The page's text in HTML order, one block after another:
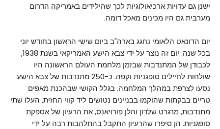
ישנן גם עדויות ארכיאולוגיות לכך שהילידים באמריקה הדרום
מערבית גם היו מכינים מאכל דומה.
יום הדונאט הלאומי נחגג בארה"ב ביום שישי הראשון בחודש יוני
בכל שנה. יום זה נוצר על ידי צבא הישע האמריקאי בשנת 1938,
לכבודן של המתנדבות שבזמן מלחמת העולם הראשונה היו
שולחות לחיילים סופגניות וקפה.
כ-250 מתנדבות של צבא הישע
נסעו לצרפת במהלך המלחמה. בגלל הקושי שבהכנת מאפים
טריים בבקתות שהוקמו בבניינים נטושים ליד קווי החזית, העלו שתי
מתנדבות, מרגרט שלדון והלן פורויאנס, את הרעיון של אספקת
סופגניות. הן סיפרו שהרעיון התקבל בהתלהבות רבה על ידי